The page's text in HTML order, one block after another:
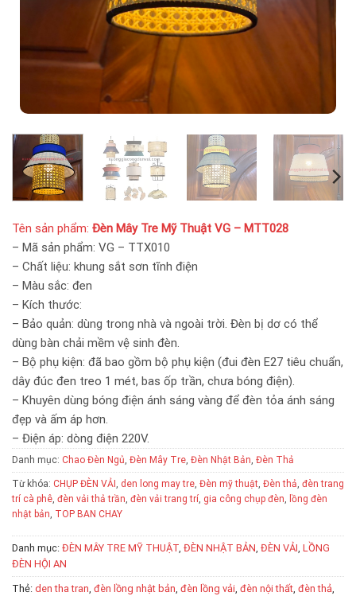
Tên sản phẩm: Đèn Mây Tre Mỹ Thuật VG – MTT028
– Mã sản phẩm: VG – TTX010
– Chất liệu: khung sắt sơn tĩnh điện
– Màu sắc: đen
– Kích thước:
– Bảo quản: dùng trong nhà và ngoài trời. Đèn bị dơ có thể
dùng bàn chải mềm vệ sinh đèn.
– Bộ phụ kiện: đã bao gồm bộ phụ kiện (đui đèn E27 tiêu chuẩn,
dây đúc đen treo 1 mét, bas ốp trần, chưa bóng điện).
– Khuyên dùng bóng điện ánh sáng vàng để đèn tỏa ánh sáng
đẹp và ấm áp hơn.
– Điện áp: dòng điện 220V.
Danh mục: Chao Đèn Ngủ, Đèn Mây Tre, Đèn Nhật Bản, Đèn Thả
Từ khóa: CHỤP ĐÈN VẢI , den long may tre, Đèn mỹ thuật, Đèn thả, đèn trang
trí cà phê, đèn vải thả trần, đèn vải trang trí, gia công chụp đèn, lồng đèn
nhật bản, TOP BAN CHAY
Danh mục: ĐÈN MÂY TRE MỸ THUẬT, ĐÈN NHẬT BẢN, ĐÈN VẢI, LỒNG
ĐÈN HỘI AN
Thẻ: den tha tran, đèn lồng nhật bản, đèn lồng vải, đèn nội thất, đèn thả,